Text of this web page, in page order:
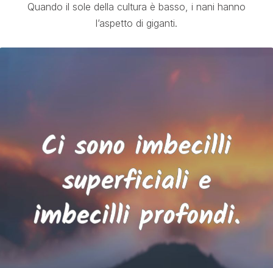
Quando il sole della cultura è basso, i nani hanno
l’aspetto di giganti.